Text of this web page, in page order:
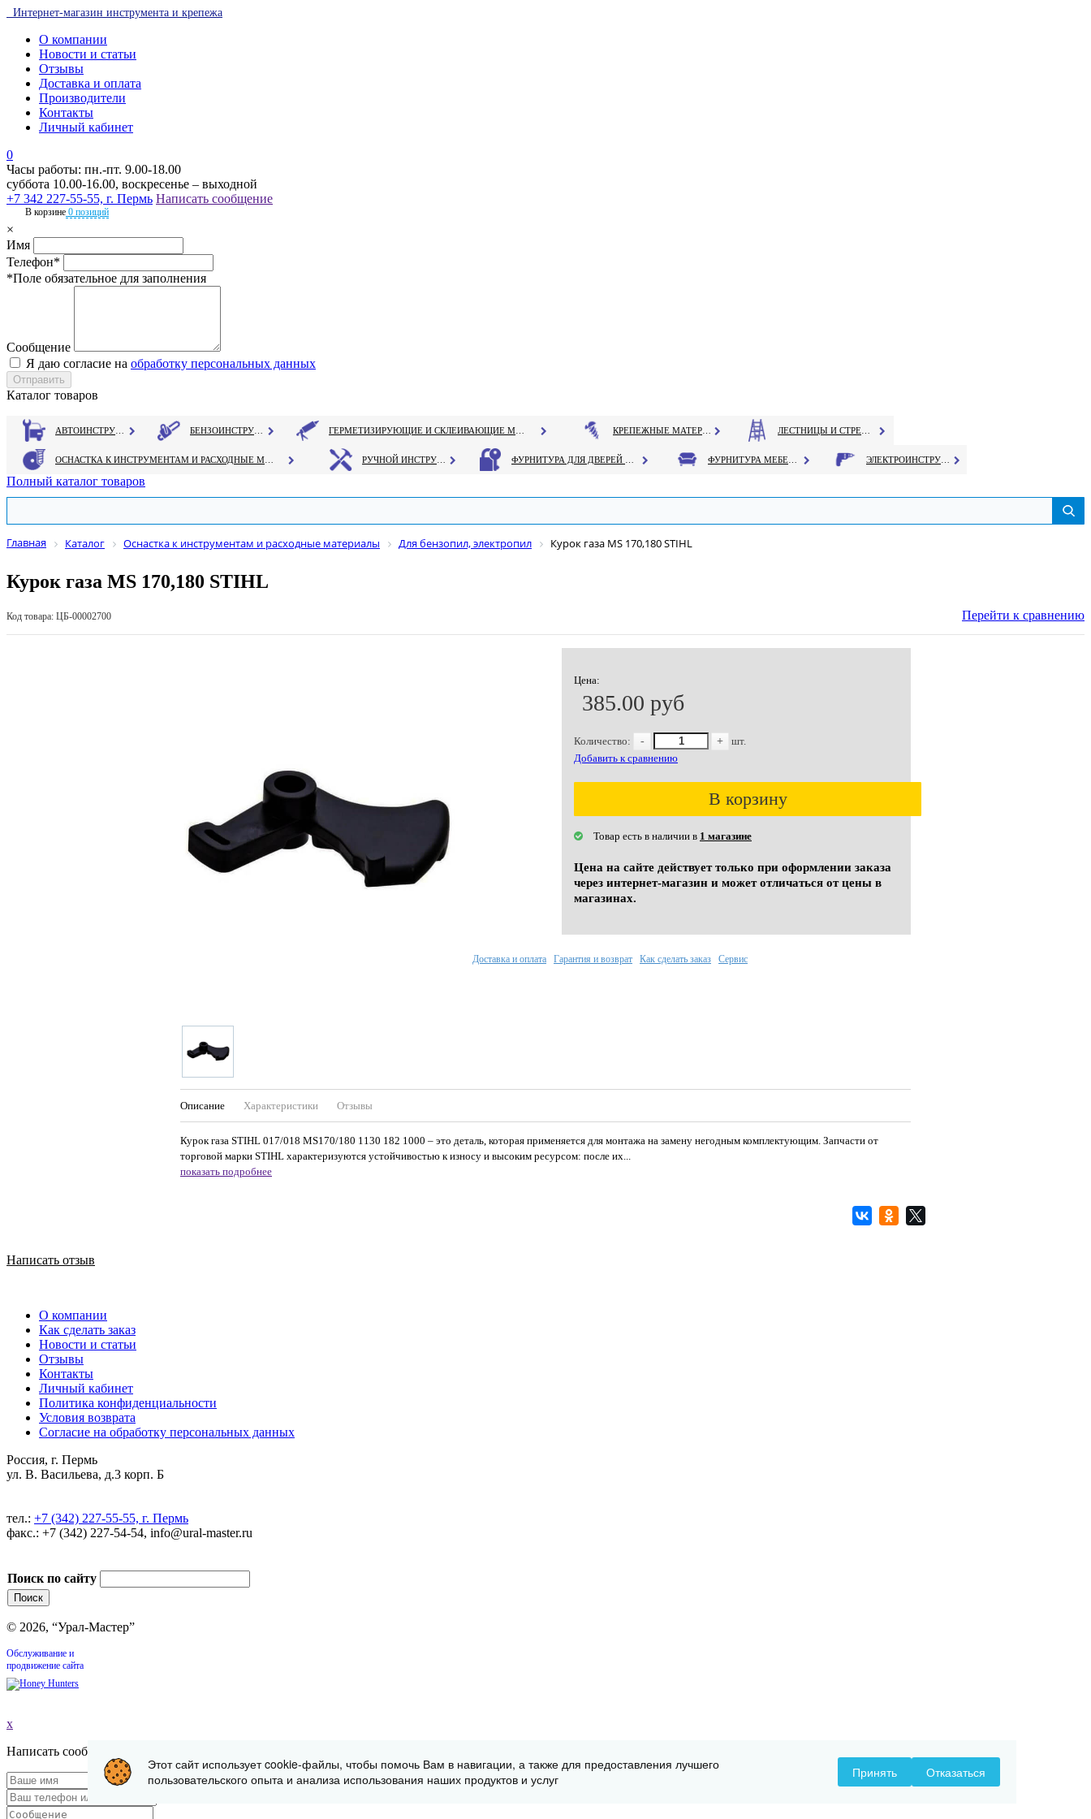
Интернет-магазин инструмента и крепежа
О компании
Новости и статьи
Отзывы
Доставка и оплата
Производители
Контакты
Личный кабинет
0
Часы работы: пн.-пт. 9.00-18.00
суббота 10.00-16.00, воскресенье – выходной
+7 342 227-55-55, г. Пермь Написать сообщение
В корзине 0 позиций
×
Имя
Телефон*
*Поле обязательное для заполнения
Сообщение
Я даю согласие на обработку персональных данных
Каталог товаров
Полный каталог товаров
Главная Каталог Оснастка к инструментам и расходные материалы Для бензопил, электропил Курок газа MS 170,180 STIHL
Курок газа MS 170,180 STIHL
Код товара: ЦБ-00002700 Перейти к сравнению
Цена:
385.00 руб
Количество: - +
шт.
Добавить к сравнению
В корзину
Товар есть в наличии в 1 магазине
Цена на сайте действует только при оформлении заказа
через интернет-магазин и может отличаться от цены в
магазинах.
Описание Характеристики Отзывы
Курок газа STIHL 017/018 MS170/180 1130 182 1000 – это деталь, которая применяется для монтажа на замену негодным комплектующим. Запчасти от
торговой марки STIHL характеризуются устойчивостью к износу и высоким ресурсом: после их...
показать подробнее
Доставка и оплата Гарантия и возврат Как сделать заказ Сервис
Написать отзыв
О компании
Как сделать заказ
Новости и статьи
Отзывы
Контакты
Личный кабинет
Политика конфиденциальности
Условия возврата
Согласие на обработку персональных данных
Россия, г. Пермь
ул. В. Васильева, д.3 корп. Б
тел.: +7 (342) 227-55-55, г. Пермь
факс.: +7 (342) 227-54-54, info@ural-master.ru
Поиск по сайту
© 2026, “Урал-Мастер”
Обслуживание и
продвижение сайта
x
Написать сообщение
Этот сайт использует cookie-файлы, чтобы помочь Вам в навигации, а также для предоставления лучшего
пользовательского опыта и анализа использования наших продуктов и услуг
Принять Отказаться